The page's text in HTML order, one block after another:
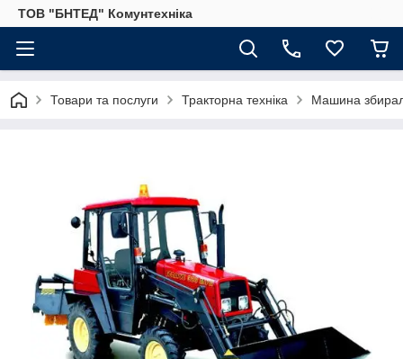
ТОВ "БНТЕД" Комунтехніка
Товари та послуги Тракторна техніка Машина